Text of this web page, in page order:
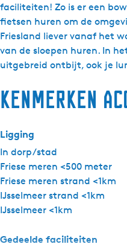
faciliteiten! Zo is er een
fietsen huren om de
Friesland liever vanaf het
van de sloepen huren. In
uitgebreid ontbijt, ook je
e
l
m
a
r
p
o
h
o
t
e
l
Kenmerken
Ligging
In dorp/stad
Friese meren <500 meter
Friese meren strand <1km
IJsselmeer strand <1km
IJsselmeer <1km
Gedeelde faciliteiten